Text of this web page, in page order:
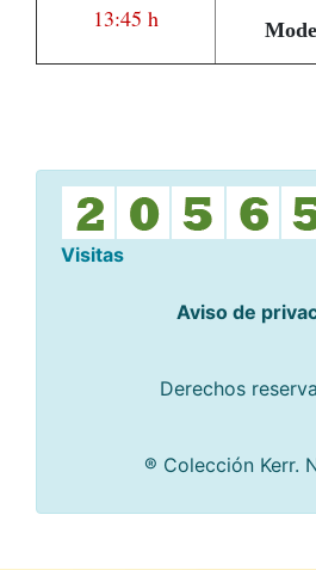
13:45 h
Visitas
Aviso de
Derechos
® Colección Kerr.